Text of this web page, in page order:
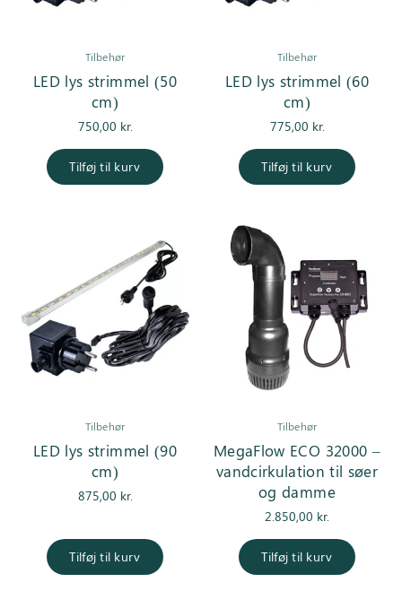
Tilbehør
LED lys strimmel (50
cm)
750,00 kr.
Tilføj til kurv
Tilbehør
LED lys strimmel (60
cm)
775,00 kr.
Tilføj til kurv
Tilbehør
LED lys strimmel (90
cm)
875,00 kr.
Tilføj til kurv
Tilbehør
MegaFlow ECO 32000 –
vandcirkulation til søer
og damme
2.850,00 kr.
Tilføj til kurv
Kundeservice